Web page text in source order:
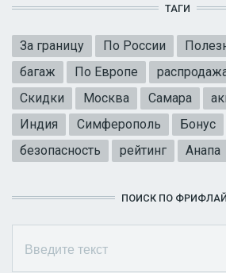
ТАГИ
За границу По России
багаж
По Европе
Скидки
Москва Самара
Индия
Симферополь Бонус
безопасность
рейтинг Анапа
ПОИСК ПО